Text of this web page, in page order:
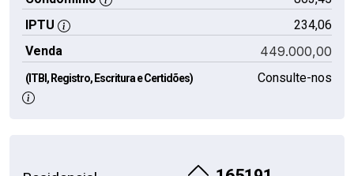
IPTU
234,06
Venda
449.000,00
(ITBI, Registro, Escritura e Certidões) Consulte-nos